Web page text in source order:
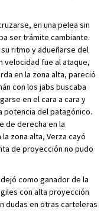
en una pelea sin
ser trámite cambiante.
ritmo y adueñarse del
velocidad fue al ataque,
en la zona alta, pareció
con los jabs buscaba
en el cara a cara y
potencia del patagónico.
de derecha en la
zona alta, Verza cayó
de proyección no pudo
como ganador de la
con alta proyección
dudas en otras carteleras